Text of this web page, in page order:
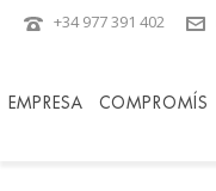
+34 977 391 402
EMPRESA COMPROMÍS